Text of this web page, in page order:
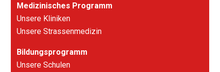
Medizinisches Programm
Unsere Kliniken
Unsere Strassenmedizin
Bildungsprogramm
Unsere Schulen